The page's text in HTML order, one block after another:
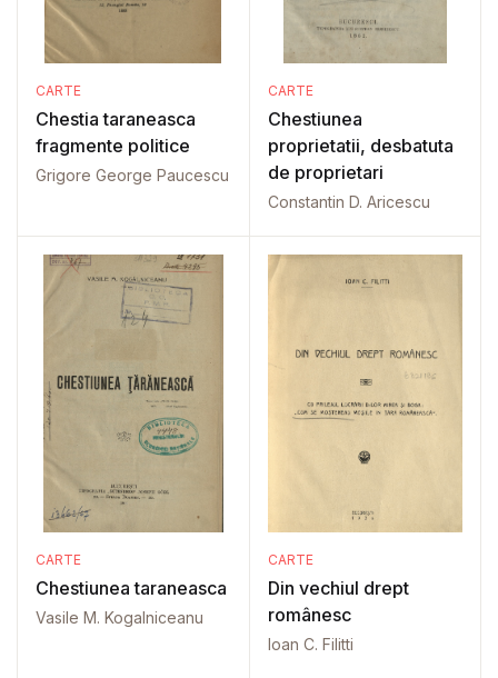
CARTE
Chestia taraneasca
fragmente politice
Grigore George Paucescu
CARTE
Chestiunea
proprietatii, desbatuta
de proprietari
Constantin D. Aricescu
CARTE
Chestiunea taraneasca
Vasile M. Kogalniceanu
CARTE
Din vechiul drept
românesc
Ioan C. Filitti